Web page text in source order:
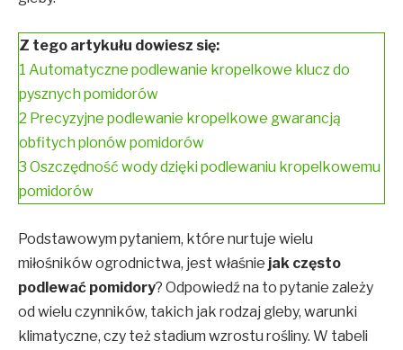
Z tego artykułu dowiesz się:
1 Automatyczne podlewanie kropelkowe klucz do
pysznych pomidorów
2 Precyzyjne podlewanie kropelkowe gwarancją
obfitych plonów pomidorów
3 Oszczędność wody dzięki podlewaniu kropelkowemu
pomidorów
Podstawowym pytaniem, które nurtuje wielu
miłośników ogrodnictwa, jest właśnie jak często
podlewać pomidory? Odpowiedź na to pytanie zależy
od wielu czynników, takich jak rodzaj gleby, warunki
klimatyczne, czy też stadium wzrostu rośliny. W tabeli